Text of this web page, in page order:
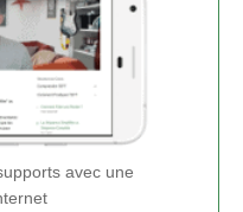
avec une